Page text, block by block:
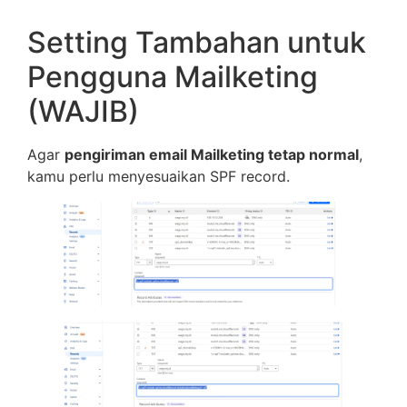
Setting Tambahan untuk
Pengguna Mailketing
(WAJIB)
Agar pengiriman email Mailketing tetap normal,
kamu perlu menyesuaikan SPF record.